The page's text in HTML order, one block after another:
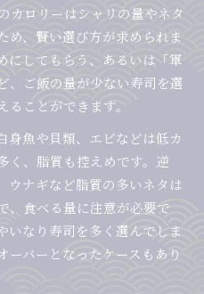
カロリーはシャリの量やネタ
め、賢い選び方が求められま
にしてもらう、あるいは「軍
、ご飯の量が少ない寿司を選
ことができます。
身魚や貝類、エビなどは低カ
く、脂質も控えめです。逆
ウナギなど脂質の多いネタは
、食べる量に注意が必要で
いなり寿司を多く選んでしま
ーバーとなったケースもあり